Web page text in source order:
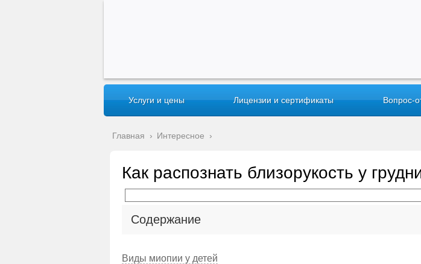
Услуги и цены Лицензии и сертификаты Вопрос-
Главная › Интересное ›
Как распознать близорукость у
Содержание
Виды миопии у детей